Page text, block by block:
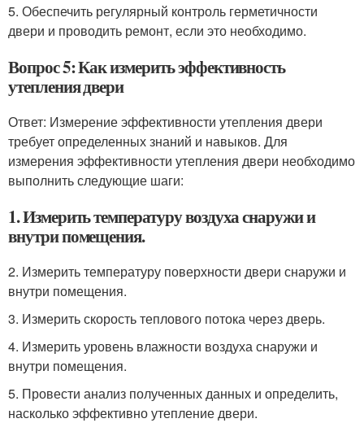
5. Обеспечить регулярный контроль герметичности
двери и проводить ремонт, если это необходимо.
Вопрос 5: Как измерить эффективность
утепления двери
Ответ: Измерение эффективности утепления двери
требует определенных знаний и навыков. Для
измерения эффективности утепления двери необходимо
выполнить следующие шаги:
1. Измерить температуру воздуха снаружи и
внутри помещения.
2. Измерить температуру поверхности двери снаружи и
внутри помещения.
3. Измерить скорость теплового потока через дверь.
4. Измерить уровень влажности воздуха снаружи и
внутри помещения.
5. Провести анализ полученных данных и определить,
насколько эффективно утепление двери.